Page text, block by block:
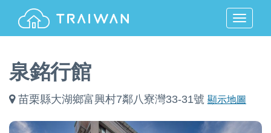
MENU
泉銘行館
苗栗縣大湖鄉富興村7鄰八寮灣33-31號 顯示地圖